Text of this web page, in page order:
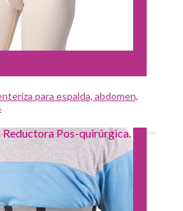
para espalda, abdomen,
Pos-quirúrgica.